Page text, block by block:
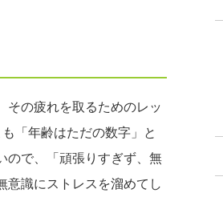
その疲れを取るためのレッ
「年齢はただの数字」と
ので、「頑張りすぎず、無
意識にストレスを溜めてし